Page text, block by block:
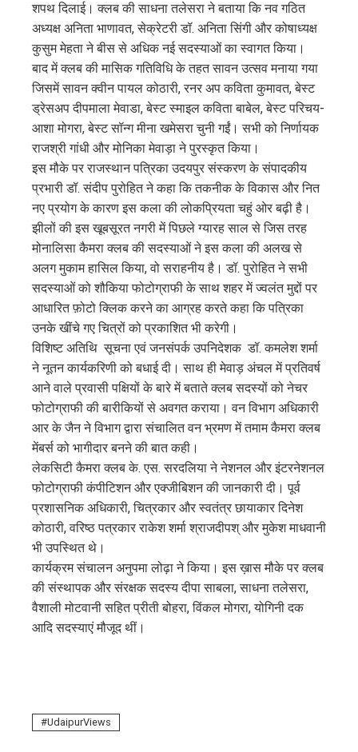
शपथ दिलाई। क्लब की साधना तलेसरा ने बताया कि नव गठित
अध्यक्ष अनिता भाणावत, सेक्रेटरी डॉ. अनिता सिंगी और कोषाध्यक्ष
कुसुम मेहता ने बीस से अधिक नई सदस्याओं का स्वागत किया।
बाद में क्लब की मासिक गतिविधि के तहत सावन उत्सव मनाया गया
जिसमें सावन क्वीन पायल कोठारी, रनर अप कविता कुमावत, बेस्ट
ड्रेसअप दीपमाला मेवाडा, बेस्ट स्माइल कविता बाबेल, बेस्ट परिचय-
आशा मोगरा, बेस्ट सॉन्ग मीना खमेसरा चुनी गईं। सभी को निर्णायक
राजश्री गांधी और मोनिका मेवाड़ा ने पुरस्कृत किया।
इस मौके पर राजस्थान पत्रिका उदयपुर संस्करण के संपादकीय
प्रभारी डॉ. संदीप पुरोहित ने कहा कि तकनीक के विकास और नित
नए प्रयोग के कारण इस कला की लोकप्रियता चहुं ओर बढ़ी है।
झीलों की इस खूबसूरत नगरी में पिछले ग्यारह साल से जिस तरह
मोनालिसा कैमरा क्लब की सदस्याओं ने इस कला की अलख से
अलग मुकाम हासिल किया, वो सराहनीय है। डॉ. पुरोहित ने सभी
सदस्याओं को शौकिया फोटोग्राफी के साथ शहर में ज्वलंत मुद्दों पर
आधारित फ़ोटो क्लिक करने का आग्रह करते कहा कि पत्रिका
उनके खींचे गए चित्रों को प्रकाशित भी करेगी।
विशिष्ट अतिथि सूचना एवं जनसंपर्क उपनिदेशक डॉ. कमलेश शर्मा
ने नूतन कार्यकरिणी को बधाई दी। साथ ही मेवाड़ अंचल में प्रतिवर्ष
आने वाले प्रवासी पक्षियों के बारे में बताते क्लब सदस्यों को नेचर
फोटोग्राफी की बारीकियों से अवगत कराया। वन विभाग अधिकारी
आर के जैन ने विभाग द्वारा संचालित वन भ्रमण में तमाम कैमरा क्लब
मेंबर्स को भागीदार बनने की बात कही।
लेकसिटी कैमरा क्लब के. एस. सरदलिया ने नेशनल और इंटरनेशनल
फोटोग्राफी कंपीटिशन और एक्जीबिशन की जानकारी दी। पूर्व
प्रशासनिक अधिकारी, चित्रकार और स्वतंत्र छायाकार दिनेश
कोठारी, वरिष्ठ पत्रकार राकेश शर्मा श्राजदीपश् और मुकेश माधवानी
भी उपस्थित थे।
कार्यक्रम संचालन अनुपमा लोढ़ा ने किया। इस ख़ास मौके पर क्लब
की संस्थापक और संरक्षक सदस्य दीपा साबला, साधना तलेसरा,
वैशाली मोटवानी सहित प्रीती बोहरा, विंकल मोगरा, योगिनी दक
आदि सदस्याएं मौजूद थीं।
UdaipurViews